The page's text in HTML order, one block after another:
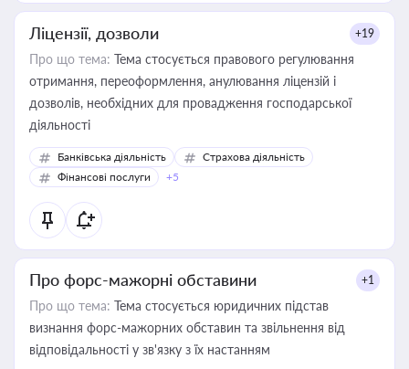
Ліцензії, дозволи +19
Про що тема: Тема стосується правового регулювання
отримання, переоформлення, анулювання ліцензій і
дозволів, необхідних для провадження господарської
діяльності
Банківська діяльність
Страхова діяльність
Фінансові послуги
+5
Про форс-мажорні обставини +1
Про що тема: Тема стосується юридичних підстав
визнання форс-мажорних обставин та звільнення від
відповідальності у зв'язку з їх настанням